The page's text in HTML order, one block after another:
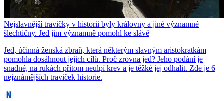
Nejslavnější travičky v historii byly královny a jiné významné
šlechtičny. Jed jim významně pomohl ke slávě
Jed, účinná ženská zbraň, která některým slavným aristokratkám
pomohla dosáhnout jejich cílů. Proč zrovna jed? Jeho podání je
snadné, na rukách přitom neulpí krev a je těžké jej odhalit. Zde je 6
nejznámějších traviček historie.